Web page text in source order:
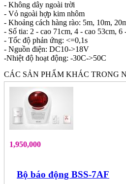
- Không dây ngoài trời
- Vỏ ngoài hợp kim nhôm
- Khoảng cách hàng rào: 5m, 10m,
- Số tia: 2 - cao 71cm, 4 - cao 53cm, 6
- Tốc độ phản ứng: <=0,1s
- Nguồn điện: DC10->18V
-Nhiệt độ hoạt động: -30C->50C
CÁC SẢN PHẨM KHÁC TRONG
1,950,000
Bộ báo động BSS-7AF